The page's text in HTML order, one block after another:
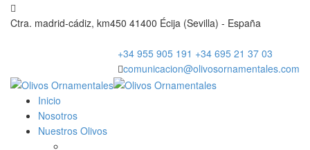
Ctra. madrid-cádiz, km450 41400 Écija (Sevilla) - España
+34 955 905 191 +34 695 21 37 03
comunicacion@olivosornamentales.com
Inicio
Nosotros
Nuestros Olivos